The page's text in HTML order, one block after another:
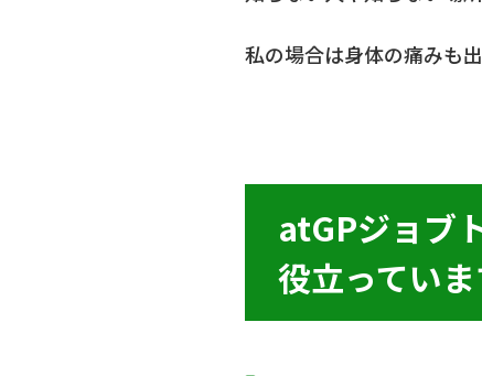
私の場合は身体の痛みも
atGPジョブ
役立っていま